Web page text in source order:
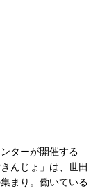
ターが開催する
んじょ」は、世田
まり。働いている